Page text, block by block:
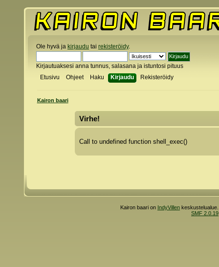
Ole hyvä ja kirjaudu tai rekisteröidy.
Kirjautuaksesi anna tunnus, salasana ja istuntosi pituus
Etusivu
Ohjeet Haku Kirjaudu Rekisteröidy
Kairon baari
Virhe!
Call to undefined function shell_exec()
Kairon baari on IndyVillen
SMF 2.0.19